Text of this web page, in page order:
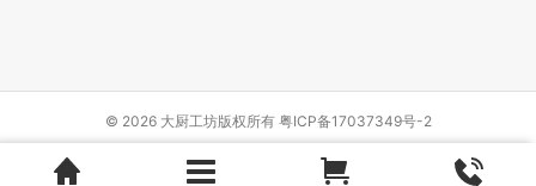
© 2026 大厨工坊版权所有 粤ICP备17037349号-2